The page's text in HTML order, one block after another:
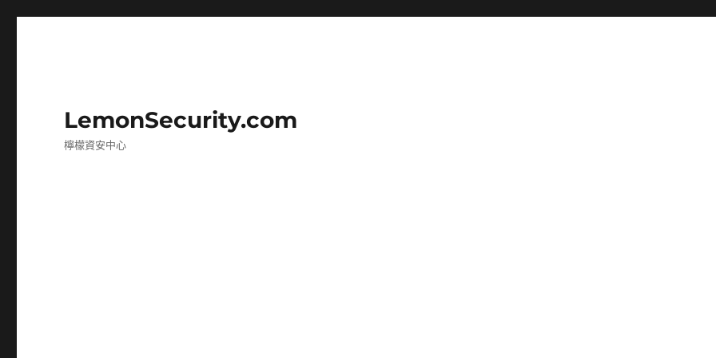
LemonSecurity.com
檸檬資安中心